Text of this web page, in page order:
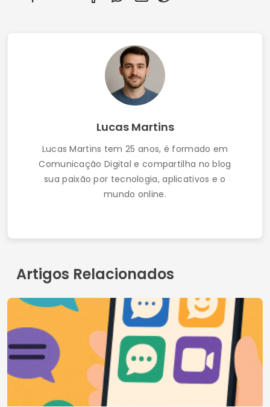
Melhores Aplicativos de Bate-Papo LGBTQ+
Aplicativos de Namoro para Pessoas Casadas